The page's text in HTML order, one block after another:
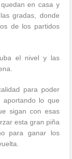
en casa y
gradas, donde
de los partidos
el nivel y las
para poder
aportando lo que
sigan con esas
esta gran piña
para ganar los